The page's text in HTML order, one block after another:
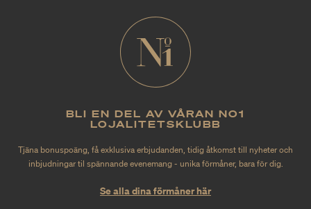
BLI EN DEL AV VÅRAN NO1
LOJALITETSKLUBB
Tjäna bonuspoäng, få exklusiva erbjudanden, tidig åtkomst till nyheter och
inbjudningar til spännande evenemang - unika förmåner, bara för dig.
Se alla dina förmåner här